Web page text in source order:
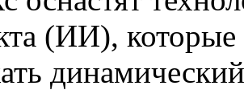
(ИИ),